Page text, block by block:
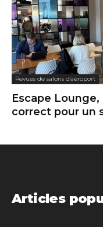
Revues de salons d'aéroport
Escape
correct pour un
Articles